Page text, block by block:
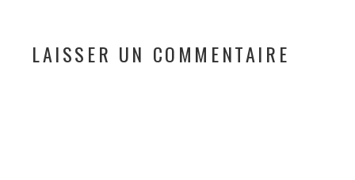
LAISSER UN COMMENTAIRE